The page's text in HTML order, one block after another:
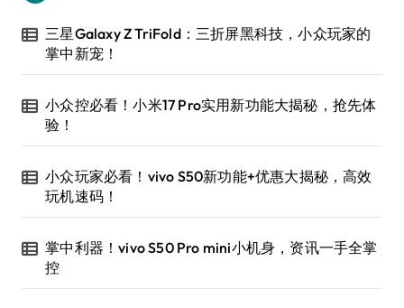
三星Galaxy Z TriFold：三折屏黑科技，小众玩家的
掌中新宠！
小众控必看！小米17 Pro实用新功能大揭秘，抢先体
验！
小众玩家必看！vivo S50新功能+优惠大揭秘，高效
玩机速码！
掌中利器！vivo S50 Pro mini小机身，资讯一手全掌
控